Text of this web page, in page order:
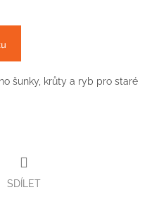
šunky, krůty a ryb pro staré
SDÍLET